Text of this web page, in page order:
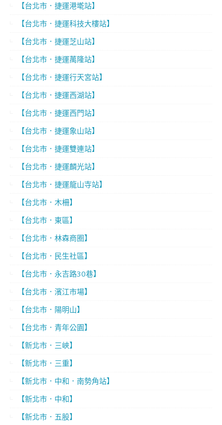
【台北市．捷運港墘站】
【台北市．捷運科技大樓站】
【台北市．捷運芝山站】
【台北市．捷運萬隆站】
【台北市．捷運行天宮站】
【台北市．捷運西湖站】
【台北市．捷運西門站】
【台北市．捷運象山站】
【台北市．捷運雙連站】
【台北市．捷運麟光站】
【台北市．捷運龍山寺站】
【台北市．木柵】
【台北市．東區】
【台北市．林森商圈】
【台北市．民生社區】
【台北市．永吉路30巷】
【台北市．濱江市場】
【台北市．陽明山】
【台北市．青年公園】
【新北市．三峽】
【新北市．三重】
【新北市．中和．南勢角站】
【新北市．中和】
【新北市．五股】